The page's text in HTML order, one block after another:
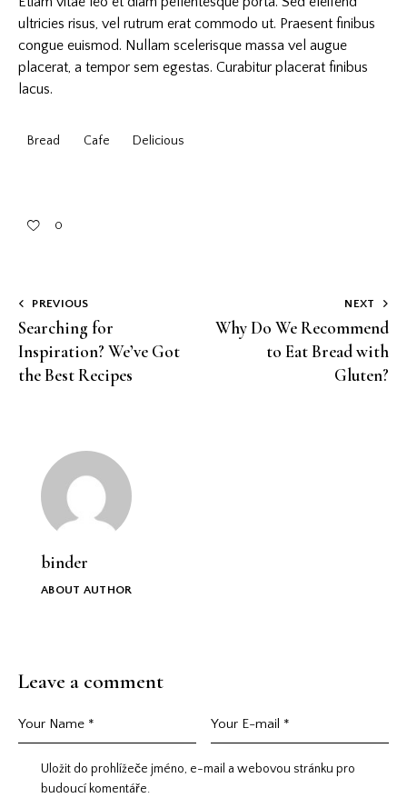
ultricies risus, vel rutrum erat commodo ut. Praesent finibus
congue euismod. Nullam scelerisque massa vel augue
placerat, a tempor sem egestas. Curabitur placerat finibus
lacus.
Bread Cafe Delicious
0
PREVIOUS
Searching for
Inspiration? We’ve Got
the Best Recipes
NEXT
Why Do We Recommend
to Eat Bread with
Gluten?
binder
ABOUT AUTHOR
Leave a comment
Uložit do prohlížeče jméno, e-mail a webovou stránku pro
budoucí komentáře.